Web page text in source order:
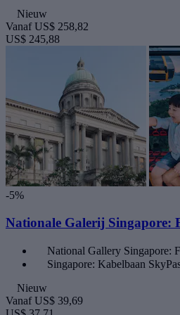
Nieuw
Vanaf US$ 258,82
US$ 245,88
-5%
Nationale Galerij Singapore:
National Gallery Singapore:
Singapore: Kabelbaan
Nieuw
Vanaf US$ 39,69